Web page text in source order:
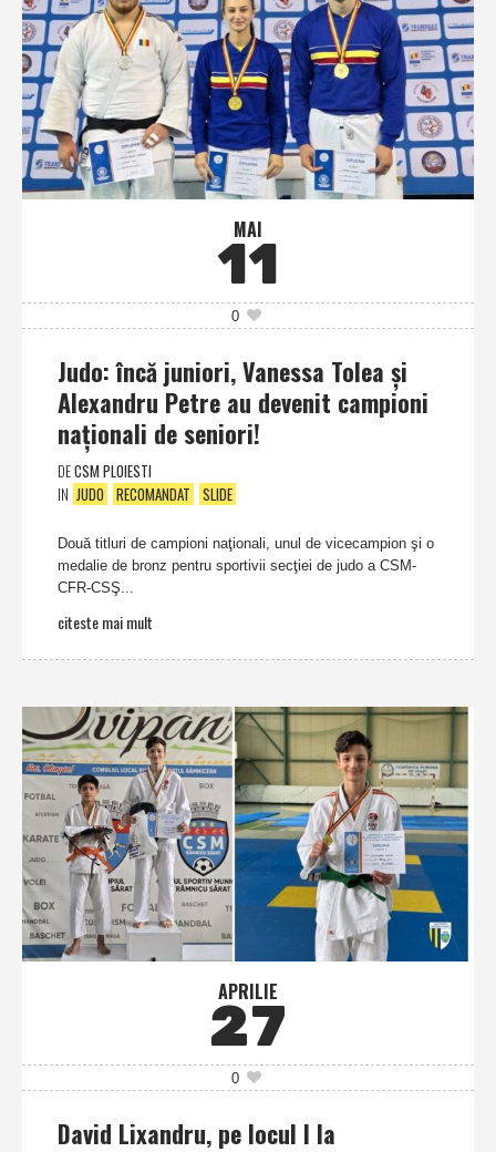
MAI
11
0
Judo: încă juniori, Vanessa Tolea şi
Alexandru Petre au devenit campioni
naţionali de seniori!
DECSM PLOIESTI
IN JUDO RECOMANDAT SLIDE
Două titluri de campioni naţionali, unul de vicecampion şi o
medalie de bronz pentru sportivii secţiei de judo a CSM-
CFR-CSŞ...
citeste mai mult
APRILIE
27
0
David Lixandru, pe locul I la